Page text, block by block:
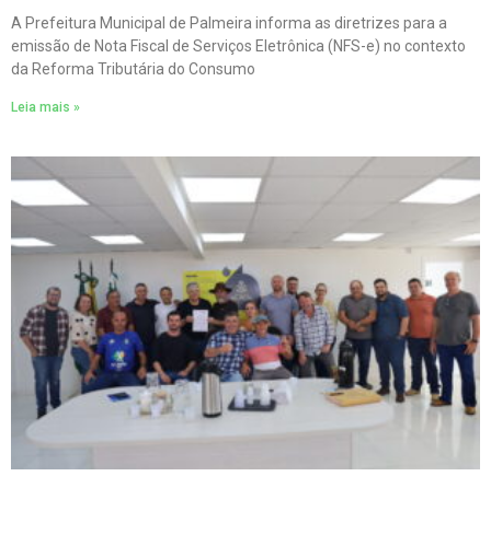
A Prefeitura Municipal de Palmeira informa as diretrizes para a
emissão de Nota Fiscal de Serviços Eletrônica (NFS-e) no contexto
da Reforma Tributária do Consumo
Leia mais »